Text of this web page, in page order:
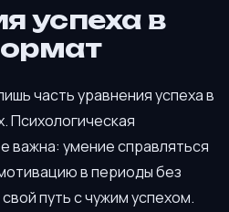
успеха в
часть уравнения успеха в
Психологическая
важна: умение справляться
в периоды без
путь с чужим успехом.